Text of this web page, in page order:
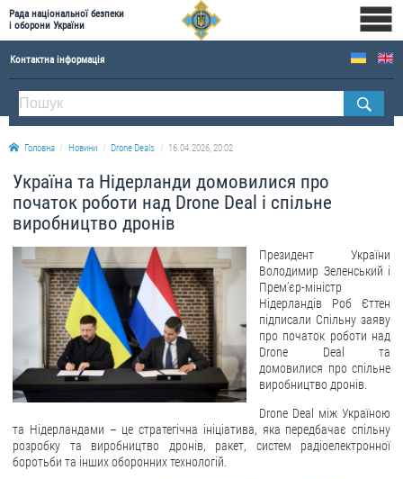
Рада національної безпеки
і оборони України
Контактна інформація
ПРО РНБОУ
Склад Ради національної безпеки і оборони України
Апарат Ради національної безпеки і оборони України
Правова основа діяльності Ради національної безпеки і оборони України
Історична довідка про діяльність Ради національної безпеки і оборони України
ПРЕСЦЕНТР
Новини
Drone Deals
Фотогалерея
ЗВЕРНЕННЯ ГРОМАДЯН
Головна Новини Drone Deals 16.04.2026, 20:02
Україна та Нідерланди домовилися про
початок роботи над Drone Deal і спільне
виробництво дронів
Президент України
Володимир Зеленський і
Прем’єр-міністр
Нідерландів Роб Єттен
підписали Спільну заяву
про початок роботи над
Drone Deal та
домовилися про спільне
виробництво дронів.
Drone Deal між Україною
та Нідерландами – це стратегічна ініціатива, яка передбачає спільну
розробку та виробництво дронів, ракет, систем радіоелектронної
боротьби та інших оборонних технологій.